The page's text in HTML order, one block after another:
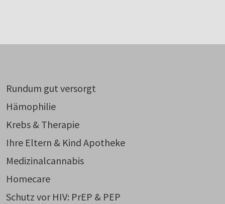
Rundum gut versorgt
Hämophilie
Krebs & Therapie
Ihre Eltern & Kind Apotheke
Medizinalcannabis
Homecare
Schutz vor HIV: PrEP & PEP